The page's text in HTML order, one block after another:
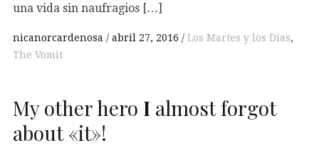
una vida sin naufragios […]
nicanorcardenosa abril 27, 2016 Los Martes y los Días,
The Vomit
My other hero I almost forgot
about «it»!